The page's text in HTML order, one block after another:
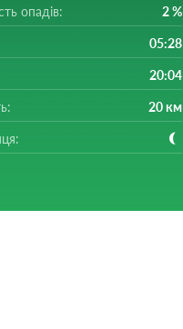
опадів: 2 %
05:28
20:04
20 км